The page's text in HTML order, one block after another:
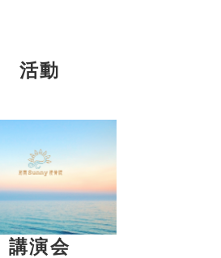
活動
講演会